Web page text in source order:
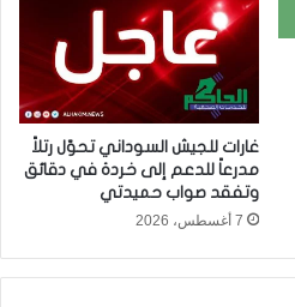
غارات للجيش السوداني تحوّل رتلاً
مدرعاً للدعم إلى خردة في دقائق
وتفقد صواب حميدتي
7 أغسطس، 2026